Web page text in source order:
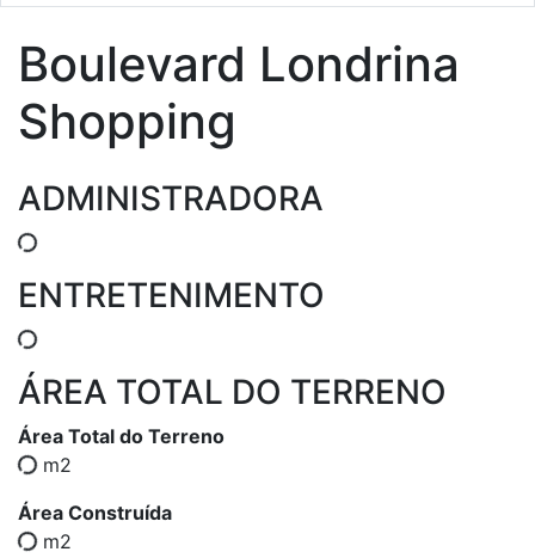
Boulevard Londrina
Shopping
ADMINISTRADORA
ENTRETENIMENTO
ÁREA TOTAL DO TERRENO
Área Total do Terreno
m2
Área Construída
m2